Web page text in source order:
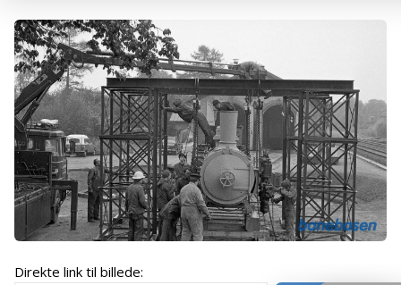
Direkte link til billede: